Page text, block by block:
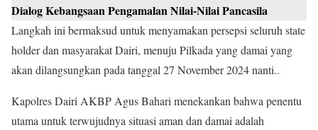
Dialog Kebangsaan Pengamalan Nilai-Nilai Pancasila
Langkah ini bermaksud untuk menyamakan persepsi seluruh state
holder dan masyarakat Dairi, menuju Pilkada yang damai yang
akan dilangsungkan pada tanggal 27 November 2024 nanti..
Kapolres Dairi AKBP Agus Bahari menekankan bahwa penentu
utama untuk terwujudnya situasi aman dan damai adalah